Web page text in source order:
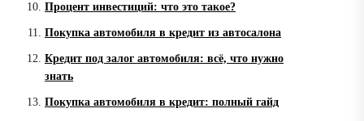
Процент инвестиций: что это такое?
Покупка автомобиля в кредит из автосалона
Кредит под залог автомобиля: всё, что нужно
знать
Покупка автомобиля в кредит: полный гайд